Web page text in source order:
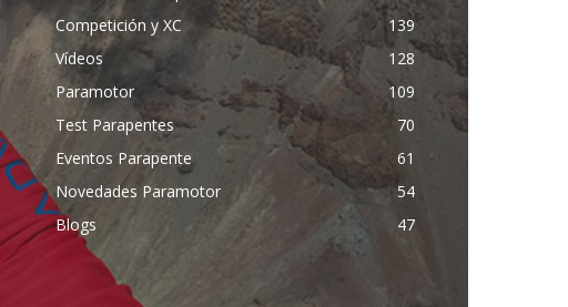
Competición y XC
139
Vídeos
128
Paramotor
109
Test Parapentes
70
Eventos Parapente
61
Novedades Paramotor
54
Blogs
47